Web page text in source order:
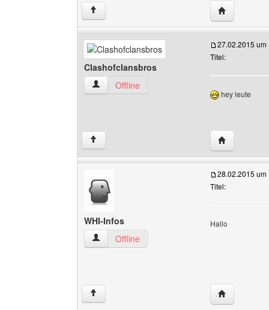
↑ Website
Clashofclansbros
Clashofclansbros Benutzer-Profile anzeigen
Offline
27.02.2015 um
Titel:
hey leute
↑ Website
WHI-Infos
WHI-Infos Benutzer-Profile anzeigen
Offline
28.02.2015 um
Titel:
Hallo
↑ Website